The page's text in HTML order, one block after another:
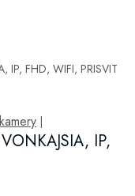
IP,